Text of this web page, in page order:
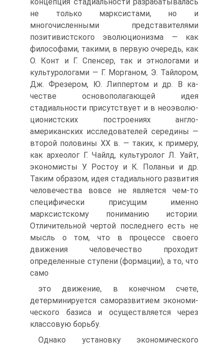
не только марксистами, но и
многочисленными представителями
позитивистского эволюционизма — как
философами, такими, в первую оче­редь, как
О. Конт и Г. Спенсер, так и этнологами и
культуролога­ми — Г. Морганом, Э. Тайлором,
Дж. Фрезером, Ю. Липпертом и др. В ка­
честве основополагающей идея
стадиальности присутствует и в неоэволю-
ционистских построениях англо-
американских исследователей середины —
второй половины XX в. — таких, к примеру,
как археолог Г. Чайлд, культу­ролог Л. Уайт,
экономисты У. Ростоу и К. Поланьи и др.
Таким образом, идея стадиального развития
человечества вовсе не является чем-то
специфи­чески присущим именно
марксистскому пониманию истории.
Отличитель­ной чертой последнего есть не
мысль о том, что в процессе своего
движения человечество проходит
определенные ступени (формации), а то, что
само
это движение, в конечном счете,
детерминируется саморазвитием экономи­
ческого базиса и осуществляется через
классовую борьбу.
Однако установку экономического